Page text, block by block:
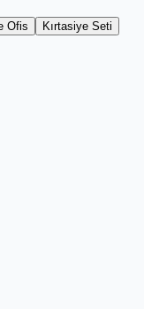
Ofis
Kırtasiye Seti